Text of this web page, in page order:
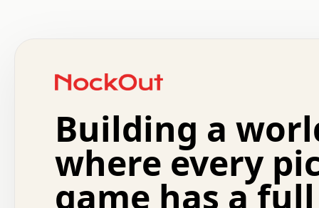
.   +   .   .   o   .   .   .   .   .   .   :   .
.   .   .   o   .   .   .   .   .   .   .   .   x   .
.   .   .   .   +   .   .   .   .   .   .   .   +
.   :   .   .   .   .   .   .   .   .   o   .   .
.   .   .   x   .   .   .   .   .   .   :   .   .   o
.   .   .   .   :   .   .   .   .   o   .   .   .
+   .   .   :   .   .   .   .   .   .   .   .   .
.   .   .   .   .   .   .   :   .   .   .   .   .
Building a
where every
game has a full